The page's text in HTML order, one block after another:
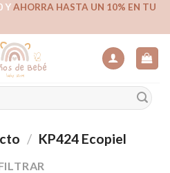
YAHORRA HASTA UN 10% EN TU
/ KP424 Ecopiel